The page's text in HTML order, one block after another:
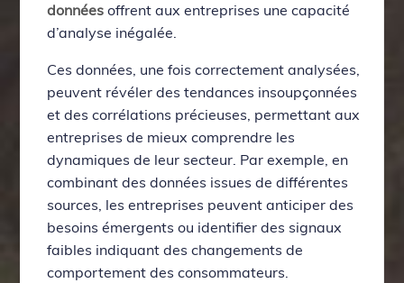
données offrent aux entreprises une capacité
d’analyse inégalée.
Ces données, une fois correctement analysées,
peuvent révéler des tendances insoupçonnées
et des corrélations précieuses, permettant aux
entreprises de mieux comprendre les
dynamiques de leur secteur. Par exemple, en
combinant des données issues de différentes
sources, les entreprises peuvent anticiper des
besoins émergents ou identifier des signaux
faibles indiquant des changements de
comportement des consommateurs.